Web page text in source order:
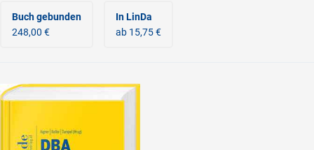
Buch gebunden
248,00 €
In LinDa
ab 15,75 €